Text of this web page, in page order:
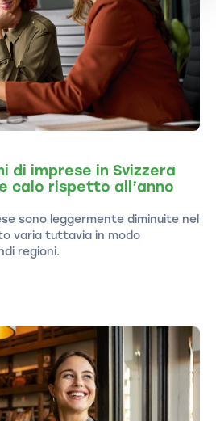
di imprese in Svizzera
calo rispetto all’anno
sono leggermente diminuite nel
varia tuttavia in modo
regioni.